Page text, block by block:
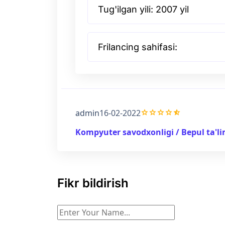
Tug'ilgan yili: 2007 yil
Frilancing sahifasi:
admin16-02-2022gradegradegradegradestar_half
Kompyuter savodxonligi / Bepul
Fikr bildirish